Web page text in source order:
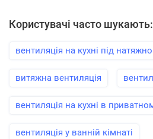
Користувачі часто шукають:
вентиляція на кухні під
витяжна вентиляція
вентиляція на кухні в
вентиляція у ванній кімнаті